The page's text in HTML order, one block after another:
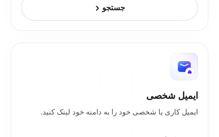
جستجو
ایمیل شخصی
ایمیل کاری یا شخصی خود را به دامنه خود لینک کنید.